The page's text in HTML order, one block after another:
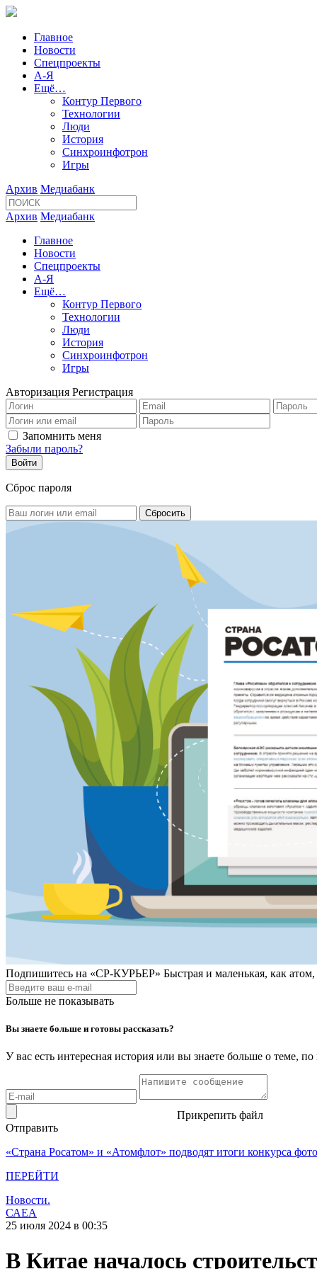
Главное
Новости
Спецпроекты
А-Я
Ещё…
Контур Первого
Технологии
Люди
История
Синхроинфотрон
Игры
Архив Медиабанк
Архив Медиабанк
Главное
Новости
Спецпроекты
А-Я
Ещё…
Контур Первого
Технологии
Люди
История
Синхроинфотрон
Игры
Авторизация Регистрация
Запомнить меня
Забыли пароль?
Сброс пароля
Подпишитесь на «СР-КУРЬЕР» Быстрая и маленькая, как
Больше не показывать
Вы знаете больше и готовы рассказать?
У вас есть интересная история или вы знаете больше о
Прикрепить файл
Отправить
«Страна Росатом» и «Атомфлот» подводят итоги конкурса
ПЕРЕЙТИ
Новости.
САЕА
25 июля 2024 в 00:35
В Китае началось